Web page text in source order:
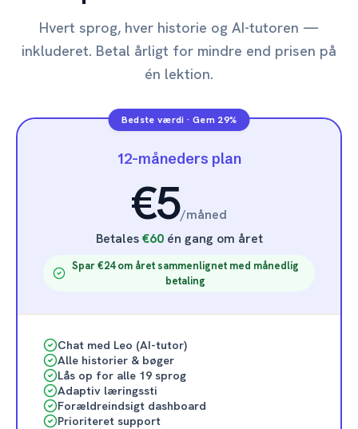
Hvert sprog, hver historie og AI-tutoren —
inkluderet. Betal årligt for mindre end prisen på
én lektion.
Bedste værdi · Gem 29%
12-måneders plan
€5/måned
Betales€60én gang om året
Spar €24 om året sammenlignet med månedlig
betaling
Chat med Leo (AI-tutor)
Alle historier & bøger
Lås op for alle 19 sprog
Adaptiv læringssti
Forældreindsigt dashboard
Prioriteret support